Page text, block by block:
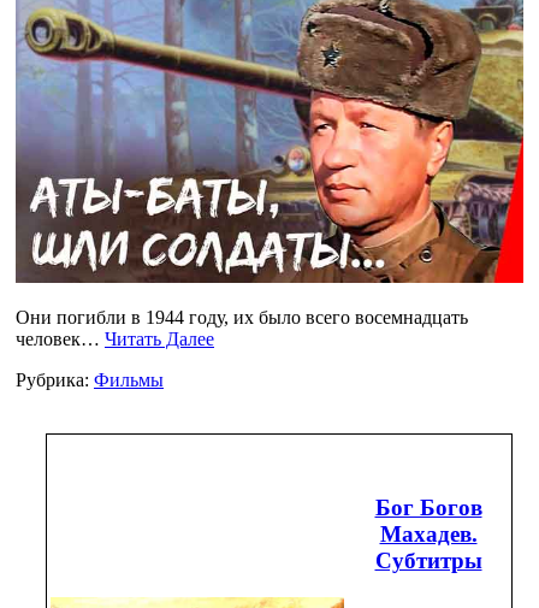
Они погибли в 1944 году, их было всего восемнадцать
человек… Читать Далее
Рубрика: Фильмы
Бог Богов
Махадев.
Субтитры